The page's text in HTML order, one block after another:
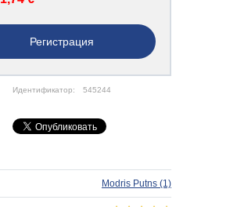
Регистрация
Идентификатор: 545244
Modris Putns (1)